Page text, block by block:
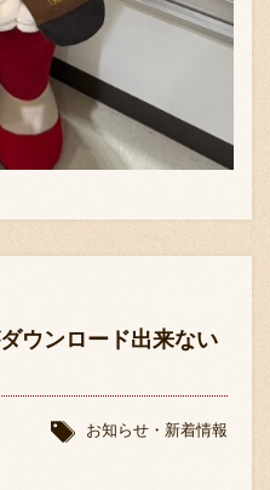
ウンロード出来ない
お知らせ・新着情報